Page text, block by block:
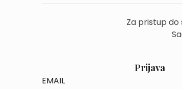
Za pristup
Prijava
EMAIL